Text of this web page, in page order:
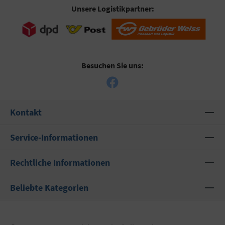
Unsere Logistikpartner:
Besuchen Sie uns:
Kontakt
Service-Informationen
Rechtliche Informationen
Beliebte Kategorien